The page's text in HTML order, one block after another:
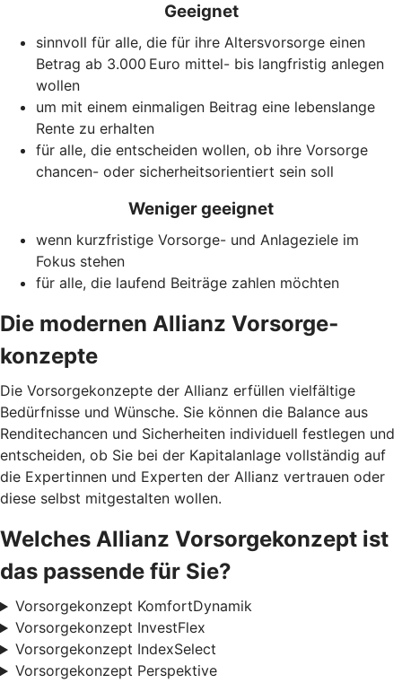
Geeignet
sinnvoll für alle, die für ihre Altersvorsorge einen
Betrag ab 3.000 Euro mittel- bis langfristig anlegen
wollen
um mit einem einmaligen Beitrag eine lebenslange
Rente zu erhalten
für alle, die entscheiden wollen, ob ihre Vorsorge
chancen- oder sicherheitsorientiert sein soll
Weniger geeignet
wenn kurzfristige Vorsorge- und Anlageziele im
Fokus stehen
für alle, die laufend Beiträge zahlen möchten
Die modernen Allianz Vorsorge­
konzepte
Die Vorsorgekonzepte der Allianz erfüllen vielfältige
Bedürfnisse und Wünsche. Sie können die Balance aus
Renditechancen und Sicherheiten individuell festlegen und
entscheiden, ob Sie bei der Kapitalanlage vollständig auf
die Expertinnen und Experten der Allianz vertrauen oder
diese selbst mitgestalten wollen.
Welches Allianz Vorsorgekonzept ist
das passende für Sie?
Vorsorgekonzept KomfortDynamik
Vorsorgekonzept InvestFlex
Vorsorgekonzept IndexSelect
Vorsorgekonzept Perspektive